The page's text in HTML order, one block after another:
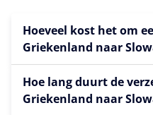
Hoeveel kost het om
Griekenland naar
Hoe lang duurt de
Griekenland naar